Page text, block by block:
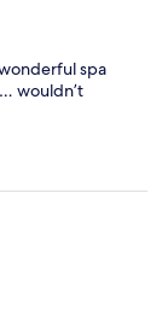
spa
wouldn’t